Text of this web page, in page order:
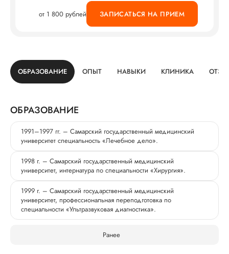
от 1 800 рублей ЗАПИСАТЬСЯ НА ПРИЕМ
ОБРАЗОВАНИЕ ОПЫТ НАВЫКИ КЛИНИКА
ОБРАЗОВАНИЕ
1991–1997 гг. – Самарский государственный медицинский
университет специальность «Лечебное дело».
1998 г. – Самарский государственный медицинский
университет, интернатура по специальности «Хирургия».
1999 г. – Самарский государственный медицинский
университет, профессиональная переподготовка по
специальности «Ультразвуковая диагностика».
Ранее